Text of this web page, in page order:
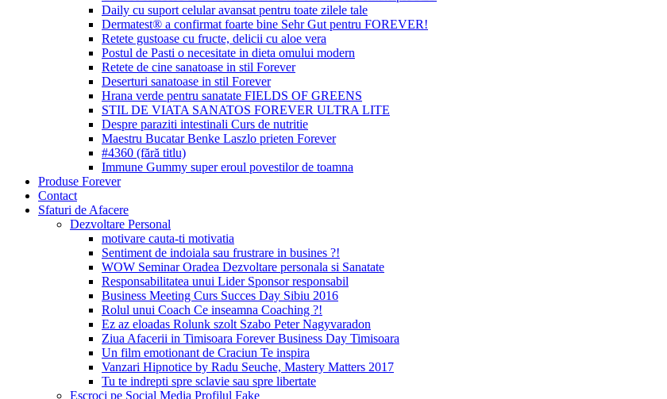
Daily cu suport celular avansat pentru toate zilele tale
Dermatest® a confirmat foarte bine Sehr Gut pentru FOREVER!
Retete gustoase cu fructe, delicii cu aloe vera
Postul de Pasti o necesitate in dieta omului modern
Retete de cine sanatoase in stil Forever
Deserturi sanatoase in stil Forever
Hrana verde pentru sanatate FIELDS OF GREENS
STIL DE VIATA SANATOS FOREVER ULTRA LITE
Despre paraziti intestinali Curs de nutritie
Maestru Bucatar Benke Laszlo prieten Forever
#4360 (fără titlu)
Immune Gummy super eroul povestilor de toamna
Produse Forever
Contact
Sfaturi de Afacere
Dezvoltare Personal
motivare cauta-ti motivatia
Sentiment de indoiala sau frustrare in busines ?!
WOW Seminar Oradea Dezvoltare personala si Sanatate
Responsabilitatea unui Lider Sponsor responsabil
Business Meeting Curs Succes Day Sibiu 2016
Rolul unui Coach Ce inseamna Coaching ?!
Ez az eloadas Rolunk szolt Szabo Peter Nagyvaradon
Ziua Afacerii in Timisoara Forever Business Day Timisoara
Un film emotionant de Craciun Te inspira
Vanzari Hipnotice by Radu Seuche, Mastery Matters 2017
Tu te indrepti spre sclavie sau spre libertate
Escroci pe Social Media Profilul Fake